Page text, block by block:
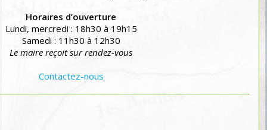
Horaires d’ouverture
Lundi, mercredi : 18h30 à 19h15
Samedi : 11h30 à 12h30
Le maire reçoit sur rendez-vous
Contactez-nous